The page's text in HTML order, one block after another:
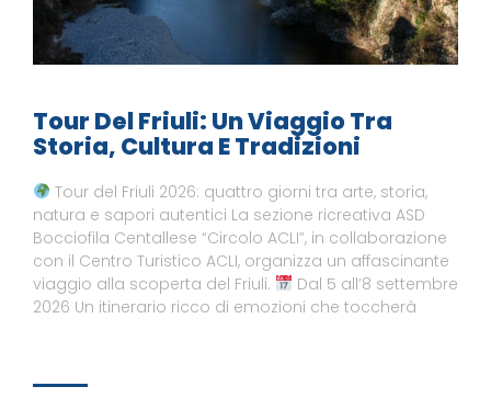
Tour Del Friuli: Un Viaggio Tra
Storia, Cultura E Tradizioni
Tour del Friuli 2026: quattro giorni tra arte, storia,
natura e sapori autentici La sezione ricreativa ASD
Bocciofila Centallese “Circolo ACLI”, in collaborazione
con il Centro Turistico ACLI, organizza un affascinante
viaggio alla scoperta del Friuli.
Dal 5 all’8 settembre
2026 Un itinerario ricco di emozioni che toccherà